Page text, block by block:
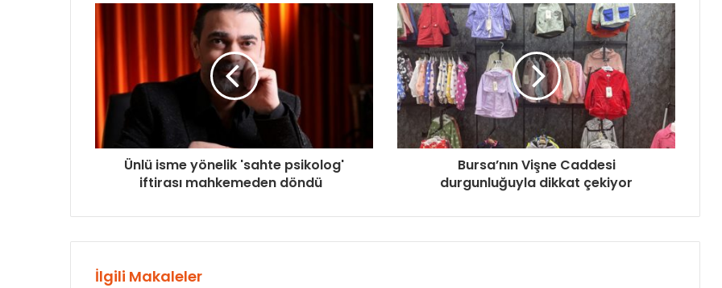
Ünlü isme yönelik 'sahte psikolog'
iftirası mahkemeden döndü
Bursa’nın Vişne Caddesi
durgunluğuyla dikkat çekiyor
İlgili Makaleler